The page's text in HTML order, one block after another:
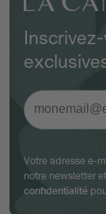
Email
Votre adresse e-
notre newsletter
confidentialité